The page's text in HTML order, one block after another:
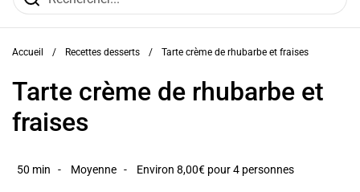
Accueil / Recettes desserts / Tarte crème de rhubarbe et fraises
Tarte crème de rhubarbe et
fraises
50 min - Moyenne - Environ 8,00€ pour 4 personnes